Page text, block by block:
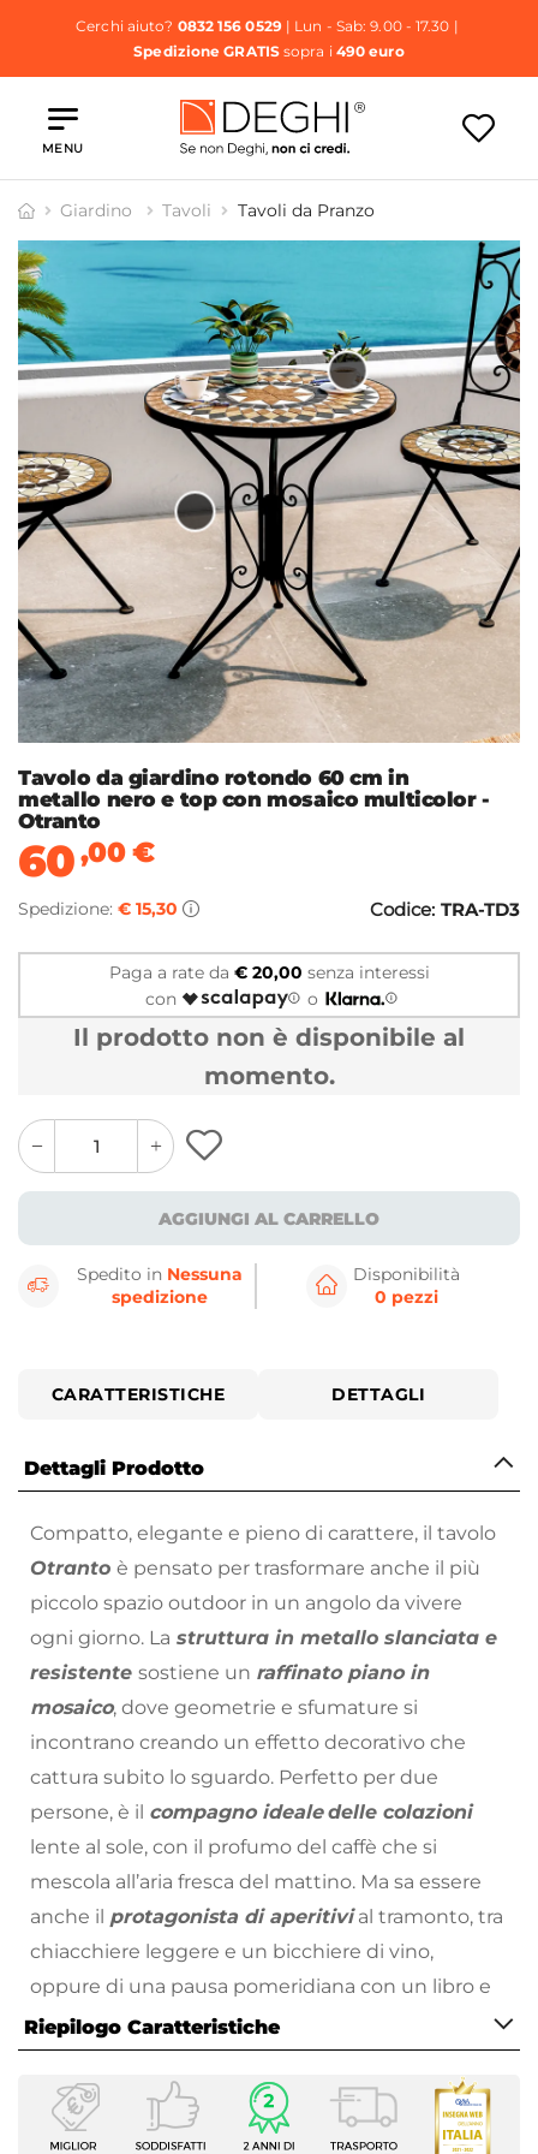
Cerchi aiuto? 0832 156 0529| Lun - Sab: 9.00 - 17.30 |
Spedizione GRATISsopra i 490 euro
MENU
Giardino Tavoli Tavoli da Pranzo
Tavolo da giardino rotondo 60 cm in
metallo nero e top con mosaico multicolor -
Otranto
60,00€
Spedizione: € 15,30 Codice: TRA-TD3
Paga a rate da € 20,00 senza interessi
con
o
Il prodotto non è disponibile al
momento.
quantity
button
quantity
minus
button
AGGIUNGI AL CARRELLO
Spedito in Nessuna
spedizione
Disponibilità
0 pezzi
CARATTERISTICHE DETTAGLI
Dettagli Prodotto
Compatto, elegante e pieno di carattere, il tavolo
Otranto è pensato per trasformare anche il più
piccolo spazio outdoor in un angolo da vivere
ogni giorno. La struttura in metallo slanciata e
resistente sostiene un raffinato piano in
mosaico, dove geometrie e sfumature si
incontrano creando un effetto decorativo che
cattura subito lo sguardo. Perfetto per due
persone, è il compagno ideale delle colazioni
lente al sole, con il profumo del caffè che si
mescola all’aria fresca del mattino. Ma sa essere
anche il protagonista di aperitivial tramonto, tra
chiacchiere leggere e un bicchiere di vino,
oppure di una pausa pomeridiana con un libro e
un momento tutto per sé. Grazie alle sue
dimensioni contenute, trova facilmente spazio
su balconi, terrazze o verande, senza rinunciare
allo stile. È quel dettaglio che fa la differenza:
Riepilogo Caratteristiche
Caratteristiche
Tipologia